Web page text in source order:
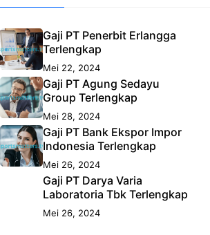
Gaji PT Penerbit Erlangga
Terlengkap
Mei 22, 2024
Gaji PT Agung Sedayu
Group Terlengkap
Mei 28, 2024
Gaji PT Bank Ekspor Impor
Indonesia Terlengkap
Mei 26, 2024
Gaji PT Darya Varia
Laboratoria Tbk Terlengkap
Mei 26, 2024